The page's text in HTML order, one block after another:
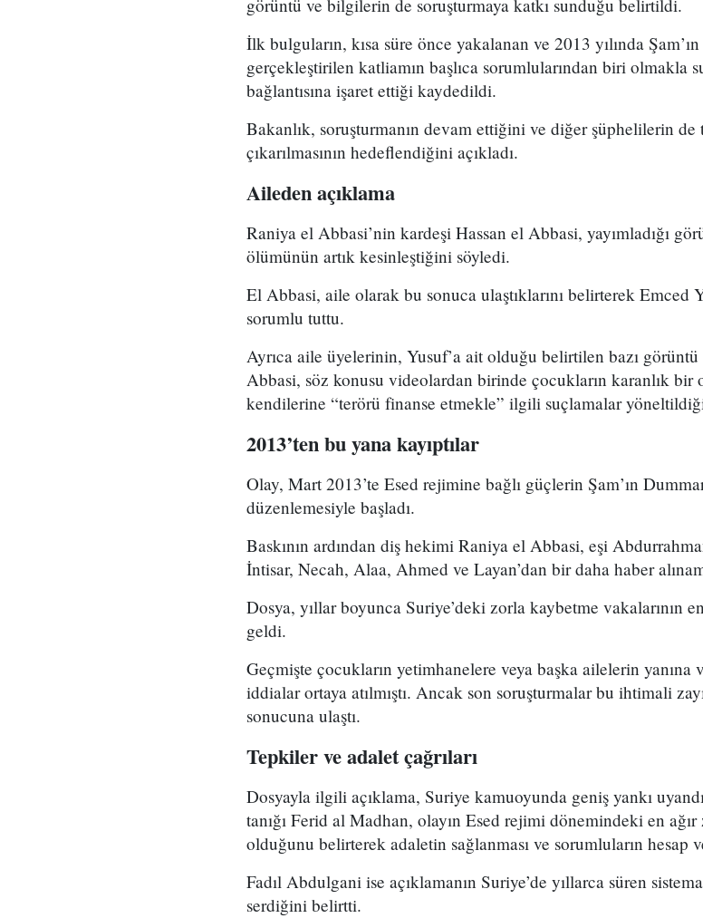
görüntü ve bilgilerin de soruşturmaya katkı sunduğu belirtildi.
İlk bulguların, kısa süre önce yakalanan ve 2013 yılında
gerçekleştirilen katliamın başlıca sorumlularından biri olmakla
bağlantısına işaret ettiği kaydedildi.
Bakanlık, soruşturmanın devam ettiğini ve diğer şüphelilerin de
çıkarılmasının hedeflendiğini açıkladı.
Aileden açıklama
Raniya el Abbasi’nin kardeşi Hassan el Abbasi, yayımladığı
ölümünün artık kesinleştiğini söyledi.
El Abbasi, aile olarak bu sonuca ulaştıklarını belirterek Emced
sorumlu tuttu.
Ayrıca aile üyelerinin, Yusuf’a ait olduğu belirtilen bazı
Abbasi, söz konusu videolardan birinde çocukların karanlık
kendilerine “terörü finanse etmekle” ilgili suçlamalar
2013’ten bu yana kayıptılar
Olay, Mart 2013’te Esed rejimine bağlı güçlerin Şam’ın
düzenlemesiyle başladı.
Baskının ardından diş hekimi Raniya el Abbasi, eşi
İntisar, Necah, Alaa, Ahmed ve Layan’dan bir daha haber
Dosya, yıllar boyunca Suriye’deki zorla kaybetme vakalarının
geldi.
Geçmişte çocukların yetimhanelere veya başka ailelerin
iddialar ortaya atılmıştı. Ancak son soruşturmalar bu ihtimali
sonucuna ulaştı.
Tepkiler ve adalet çağrıları
Dosyayla ilgili açıklama, Suriye kamuoyunda geniş yankı
tanığı Ferid al Madhan, olayın Esed rejimi dönemindeki en
olduğunu belirterek adaletin sağlanması ve sorumluların hesap
Fadıl Abdulgani ise açıklamanın Suriye’de yıllarca süren
serdiğini belirtti.